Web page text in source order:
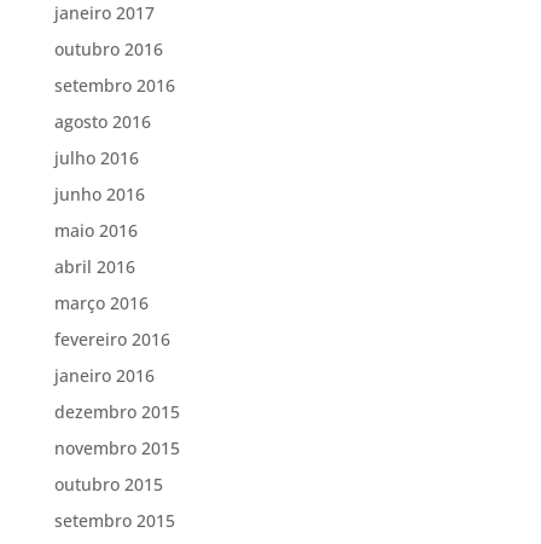
janeiro 2017
outubro 2016
setembro 2016
agosto 2016
julho 2016
junho 2016
maio 2016
abril 2016
março 2016
fevereiro 2016
janeiro 2016
dezembro 2015
novembro 2015
outubro 2015
setembro 2015